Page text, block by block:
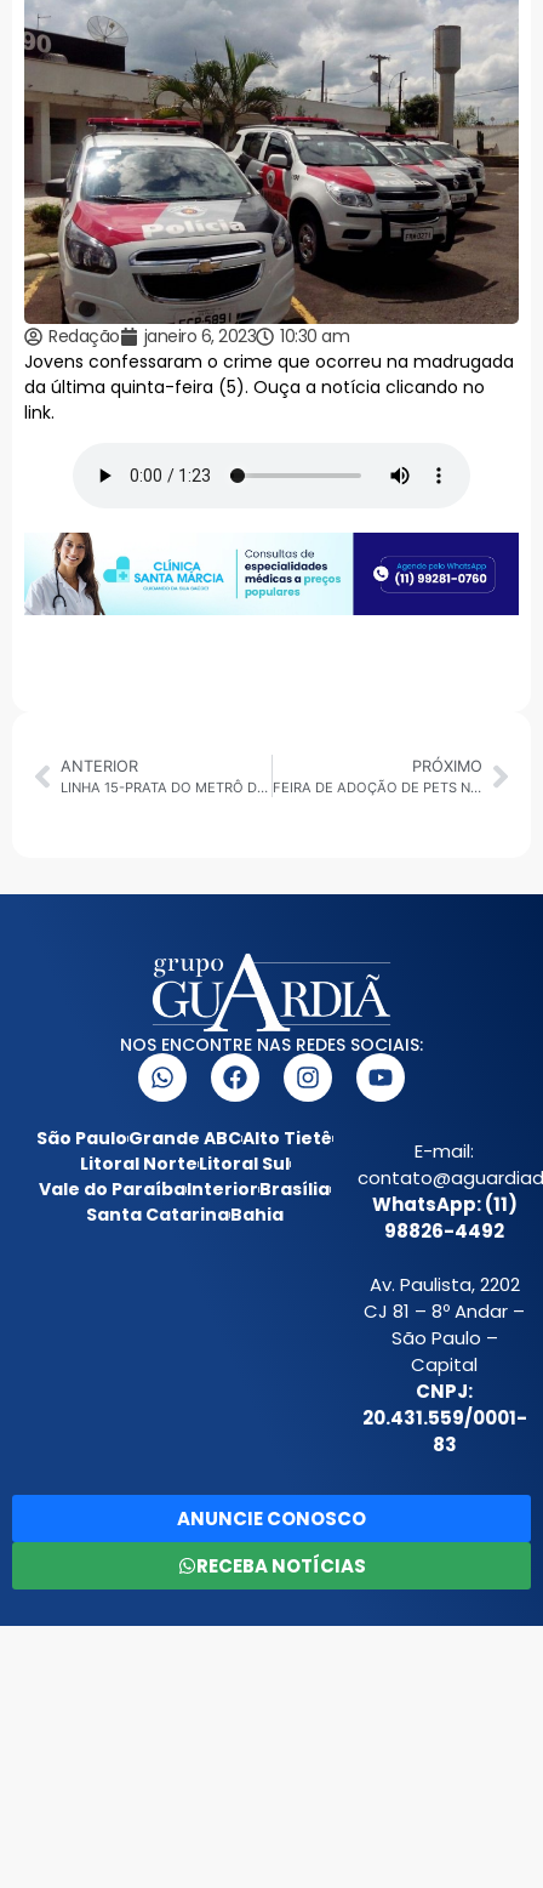
Redação janeiro 6, 2023
10:30 am
Jovens confessaram o crime que ocorreu na madrugada
da última quinta-feira (5). Ouça a notícia clicando no
link.
ANTERIOR
LINHA 15-PRATA DO METRÔ DE SP APRESENTA FALHA ELÉTRICA
PRÓXIMO
FEIRA DE ADOÇÃO DE PETS NESTE SÁBADO (7) EM MAUÁ
NOS ENCONTRE NAS REDES SOCIAIS:
São PauloGrande ABCAlto Tietê
Litoral NorteLitoral Sul
Vale do ParaíbaInteriorBrasília
Santa CatarinaBahia
E-mail:
WhatsApp: (11)
98826-4492
Av. Paulista, 2202
CJ 81 – 8º Andar –
São Paulo –
Capital
CNPJ:
20.431.559/0001-
83
ANUNCIE CONOSCO
RECEBA NOTÍCIAS